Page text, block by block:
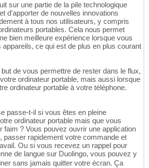
sur une partie de la pile technologique
d'apporter de nouvelles innovations
à tous nos utilisateurs, y compris
portables. Cela nous permet
bien meilleure expérience lorsque vous
ce qui est de plus en plus courant
de vous permettre de rester dans le flux,
ordinateur portable, mais aussi lorsque
ordinateur portable à votre téléphone.
passe-t-il si vous êtes en pleine
ordinateur portable mais que vous
faim ? Vous pouvez ouvrir une application
passer rapidement votre commande et
Ou si vous recevez un rappel pour
de langue sur Duolingo, vous pouvez y
sans jamais quitter votre écran. Ça